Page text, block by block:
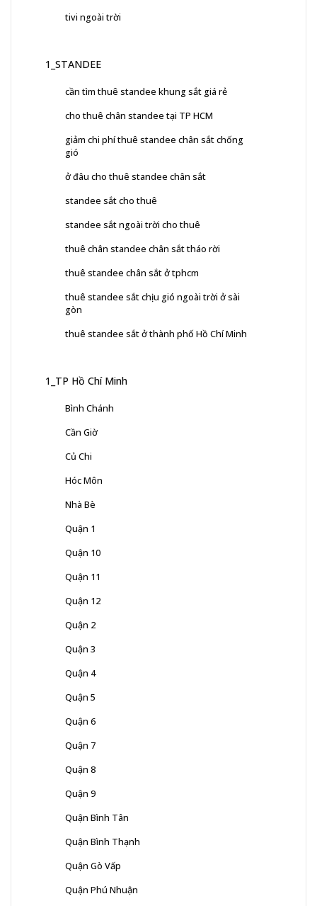
tivi ngoài trời
1_STANDEE
cần tìm thuê standee khung sắt giá rẻ
cho thuê chân standee tại TP HCM
giảm chi phí thuê standee chân sắt chống
gió
ở đâu cho thuê standee chân sắt
standee sắt cho thuê
standee sắt ngoài trời cho thuê
thuê chân standee chân sắt tháo rời
thuê standee chân sắt ở tphcm
thuê standee sắt chịu gió ngoài trời ở sài
gòn
thuê standee sắt ở thành phố Hồ Chí Minh
1_TP Hồ Chí Minh
Bình Chánh
Cần Giờ
Củ Chi
Hóc Môn
Nhà Bè
Quận 1
Quận 10
Quận 11
Quận 12
Quận 2
Quận 3
Quận 4
Quận 5
Quận 6
Quận 7
Quận 8
Quận 9
Quận Bình Tân
Quận Bình Thạnh
Quận Gò Vấp
Quận Phú Nhuận